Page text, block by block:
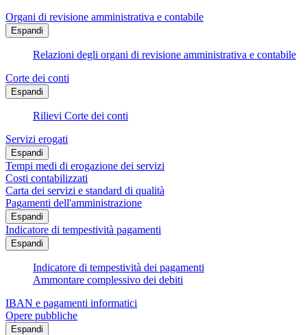
Organi di revisione amministrativa e contabile
Espandi
Relazioni degli organi di revisione amministrativa e contabile
Corte dei conti
Espandi
Rilievi Corte dei conti
Servizi erogati
Espandi
Tempi medi di erogazione dei servizi
Costi contabilizzati
Carta dei servizi e standard di qualità
Pagamenti dell'amministrazione
Espandi
Indicatore di tempestività pagamenti
Espandi
Indicatore di tempestività dei pagamenti
Ammontare complessivo dei debiti
IBAN e pagamenti informatici
Opere pubbliche
Espandi